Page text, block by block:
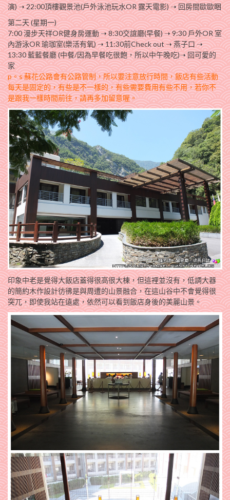
演) ➝ 22:00頂樓觀景池(戶外泳池玩水OR 露天電影) ➝ 回房間歐歐睏
第二天 (星期一)
7:00 漫步天祥OR健身房運動 ➝ 8:30交誼廳(早餐) ➝ 9:30 戶外OR 室
內游泳OR 瑜珈室(樂活有氧) ➝ 11:30前Check out ➝ 燕子口 ➝
13:30 藍藍餐廳 (中餐/因為早餐吃很飽，所以中午晚吃)➝ 回可愛的
家
p。s 蘇花公路會有公路管制，所以要注意放行時間，飯店有些活動
每天是固定的，有些是不一樣的，有些需要費用有些不用，若你不
是跟我一樣時間前往，請再多加留意喔。
印象中老是覺得大飯店蓋得很高很大棟，但這裡並沒有，低調大器
的簡約木作設計彷彿是與周遭的山景融合，在這山谷中不會覺得很
突兀，即使我站在遠處，依然可以看到飯店身後的美麗山景。